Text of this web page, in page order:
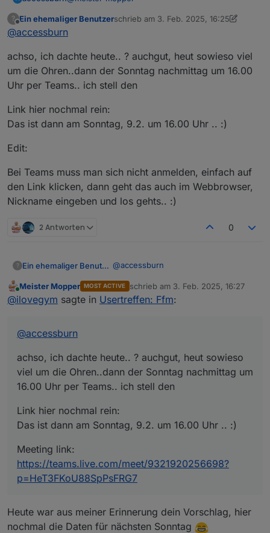
Touché, Datum vergessen!
09.02. online... Vorschläge wie und was? Online
hab ich nicht so viel Plan von.
? Ein ehemaliger Benutzerschrieb am 3. Feb. 2025, 16:25
zuletzt editiert von Ein ehemaliger
@accessburn
achso, ich dachte heute.. ? auchgut, heut sowieso viel
um die Ohren..dann der Sonntag nachmittag um 16.00
Uhr per Teams.. ich stell den
Link hier nochmal rein:
Das ist dann am Sonntag, 9.2. um 16.00 Uhr .. :)
Edit:
Bei Teams muss man sich nicht anmelden, einfach auf
den Link klicken, dann geht das auch im Webbrowser,
Nickname eingeben und los gehts.. :)
2 Antworten 0
? Ein ehemaliger Benutzer @accessburn
achso, ich dachte heute.. ? auchgut,
heut sowieso viel um die Ohren..dann
Bei Teams muss man sich nicht
anmelden, einfach auf den Link
klicken, dann geht das auch im
Webbrowser, Nickname eingeben und
Online
Meister Mopper MOST ACTIVE schrieb am 3. Feb. 2025, 16:27
zuletzt editiert von
@ilovegym sagte in Usertreffen: Ffm:
@accessburn
achso, ich dachte heute.. ? auchgut, heut sowieso
viel um die Ohren..dann der Sonntag nachmittag um
16.00 Uhr per Teams.. ich stell den
Link hier nochmal rein:
Das ist dann am Sonntag, 9.2. um 16.00 Uhr .. :)
Meeting link:
https://teams.live.com/meet/9321920256698?
p=HeT3FKoU88SpPsFRG7
Heute war aus meiner Erinnerung dein Vorschlag, hier
nochmal die Daten für nächsten Sonntag